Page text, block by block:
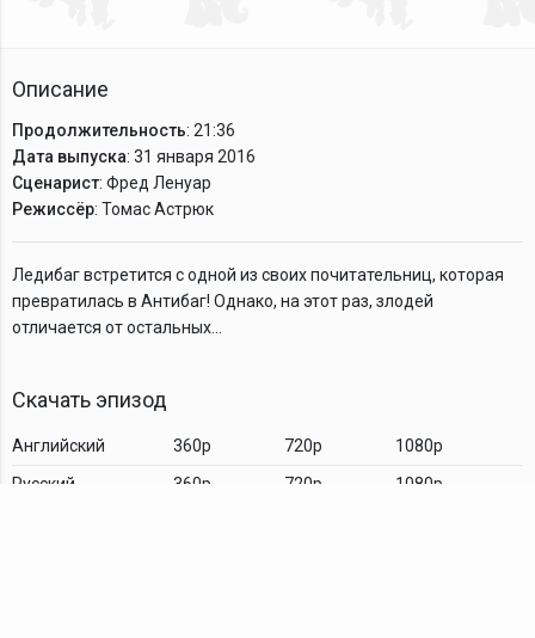
Описание
Продолжительность: 21:36
Дата выпуска: 31 января 2016
Сценарист: Фред Ленуар
Режиссёр: Томас Астрюк
Ледибаг встретится с одной из своих почитательниц, которая
превратилась в Антибаг! Однако, на этот раз, злодей
отличается от остальных...
Скачать эпизод
Английский 360p 720p
1080p
Русский
360p 720p 1080p